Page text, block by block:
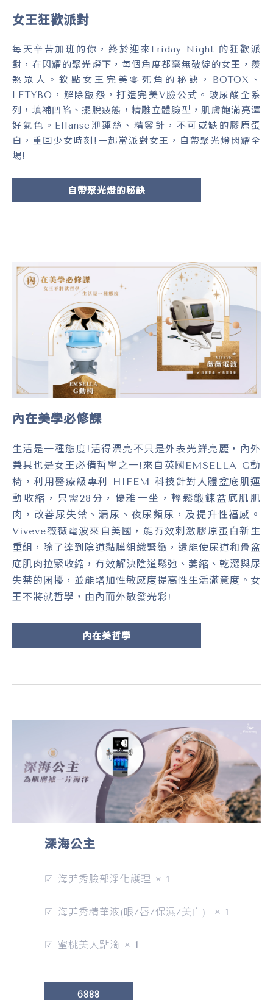
女王狂歡派對
每天辛苦加班的你，終於迎來Friday Night 的狂歡派
對，在閃耀的聚光燈下，每個角度都毫無破綻的女王，羨
煞眾人。欽點女王完美零死角的秘訣，BOTOX、
LETYBO，解除皺怨，打造完美V臉公式。玻尿酸全系
列，填補凹陷、擺脫疲態，精雕立體臉型，肌膚飽滿亮澤
好氣色。Ellanse洢蓮絲、精靈針，不可或缺的膠原蛋
白，重回少女時刻!一起當派對女王，自帶聚光燈閃耀全
場!
自帶聚光燈的秘訣
內在美學必修課
生活是一種態度!活得漂亮不只是外表光鮮亮麗，內外
兼具也是女王必備哲學之一!來自英國EMSELLA G動
椅，利用醫療級專利 HIFEM 科技針對人體盆底肌運
動收縮，只需28分，優雅一坐，輕鬆鍛鍊盆底肌肌
肉，改善尿失禁、漏尿、夜尿頻尿，及提升性福感。
Viveve薇薇電波來自美國，能有效刺激膠原蛋白新生
重組，除了達到陰道黏膜組織緊緻，還能使尿道和骨盆
底肌肉拉緊收縮，有效解決陰道鬆弛、萎縮、乾澀與尿
失禁的困擾，並能增加性敏感度提高性生活滿意度。女
王不將就哲學，由內而外散發光彩!
內在美哲學
深海公主
☑ 海菲秀臉部淨化護理 × 1
☑ 海菲秀精華液(眼/唇/保濕/美白) × 1
☑ 蜜桃美人點滴 × 1
6888